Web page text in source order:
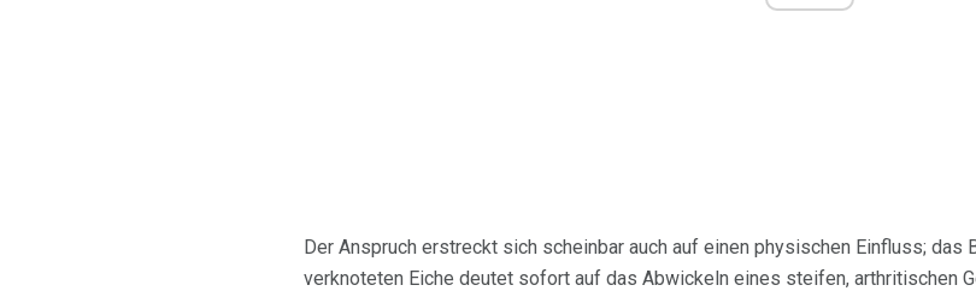
Der Anspruch erstreckt sich scheinbar auch auf einen physischen Einfluss; das
verknoteten Eiche deutet sofort auf das Abwickeln eines steifen, arthritischen